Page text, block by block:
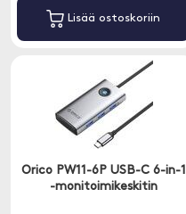
Lisää ostoskoriin
Orico PW11-6P USB-C 6-in-1
-monitoimikeskitin